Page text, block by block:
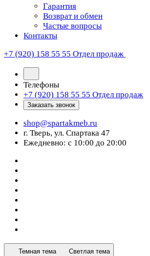
Гарантия
Возврат и обмен
Частые вопросы
Контакты
+7 (920) 158 55 55 Отдел продаж
Телефоны
+7 (920) 158 55 55 Отдел продаж
Заказать звонок
shop@spartakmeb.ru
г. Тверь, ул. Спартака 47
Ежедневно: с 10:00 до 20:00
Темная тема Светлая тема